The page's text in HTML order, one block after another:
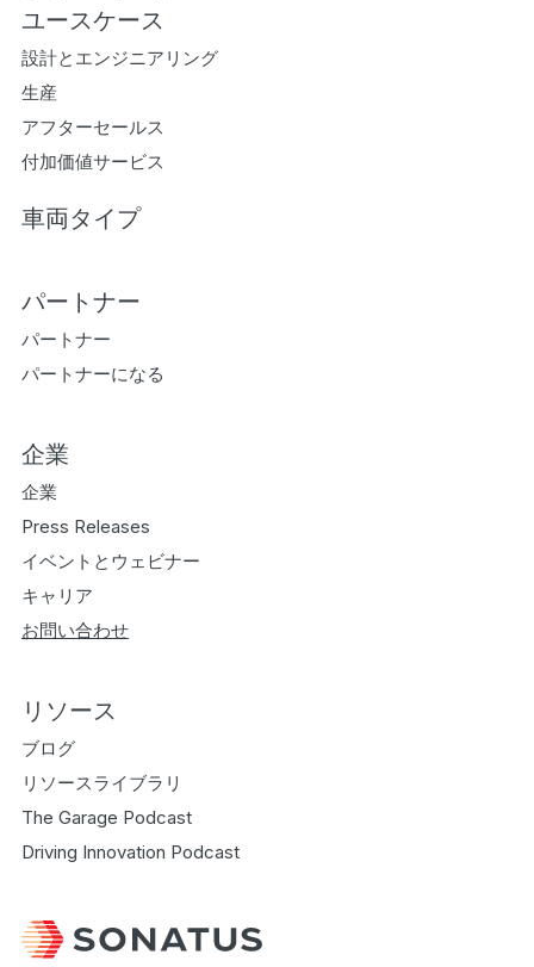
ユースケース
設計とエンジニアリング
生産
アフターセールス
付加価値サービス
車両タイプ
パートナー
パートナー
パートナーになる
企業
企業
Press Releases
イベントとウェビナー
キャリア
お問い合わせ
リソース
ブログ
リソースライブラリ
The Garage Podcast
Driving Innovation Podcast